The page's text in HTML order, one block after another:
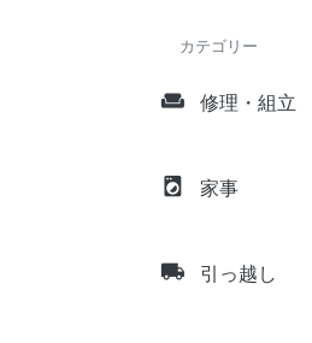
カテゴリー
weekend 修理・組立
local_laundry_service 家事
local_shipping 引っ越し